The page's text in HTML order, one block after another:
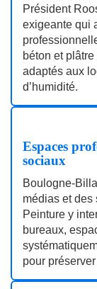
Président
exigeante qui
béton et
adaptés aux
d’humidité.
Espaces
sociaux
Boulogne-
médias et des
Peinture y
bureaux,
pour